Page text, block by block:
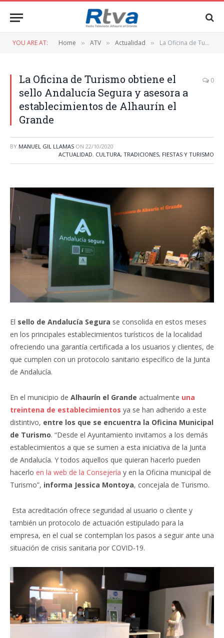
YOU ARE AT: Home » ATV » Actualidad » La Oficina de Turismo obtiene el sello Andalucía Segura y asesora a establecimientos de Alhaurín el Grande
La Oficina de Turismo obtiene el
sello Andalucía Segura y asesora a
establecimientos de Alhaurín el
Grande
0
BY MANUEL GIL LLAMAS ON 22/10/2020
ACTUALIDAD, CULTURA, TRADICIONES, FIESTAS Y TURISMO
El sello de Andalucía Segura se consolida en estos meses
en los principales establecimientos turísticos de la localidad
ofreciendo una garantía certificada a los usuarios y clientes, de
que cumplen con un protocolo sanitario específico de la Junta
de Andalucía.
En el municipio de Alhaurín el Grande actualmente una
treintena de establecimientos ya se han adherido a este
distintivo, entre los que se encuentra la Oficina Municipal
de Turismo. “Desde el Ayuntamiento invitamos a los demás
establecimientos a que se sumen a esta iniciativa de la Junta
de Andalucía. Y todos aquellos que quieran hacerlo pueden
hacerlo en la web de la Consejería y en la Oficina municipal de
Turismo”, informa Jessica Montoya, concejala de Turismo.
Esta acreditación ofrece seguridad al usuario o cliente y
también un protocolo de actuación estipulado para la
empresa, en el cual se contemplan los pasos a seguir ante una
situación de crisis sanitaria por COVID-19.